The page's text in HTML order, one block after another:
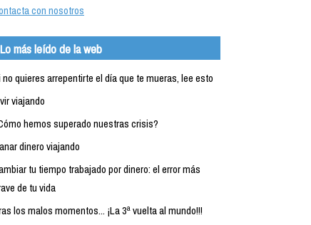
con nosotros
Lo más leído de la web
no quieres arrepentirte el día que te mueras, lee esto
viajando
hemos superado nuestras crisis?
dinero viajando
tu tiempo trabajado por dinero: el error más
de tu vida
los malos momentos... ¡La 3ª vuelta al mundo!!!